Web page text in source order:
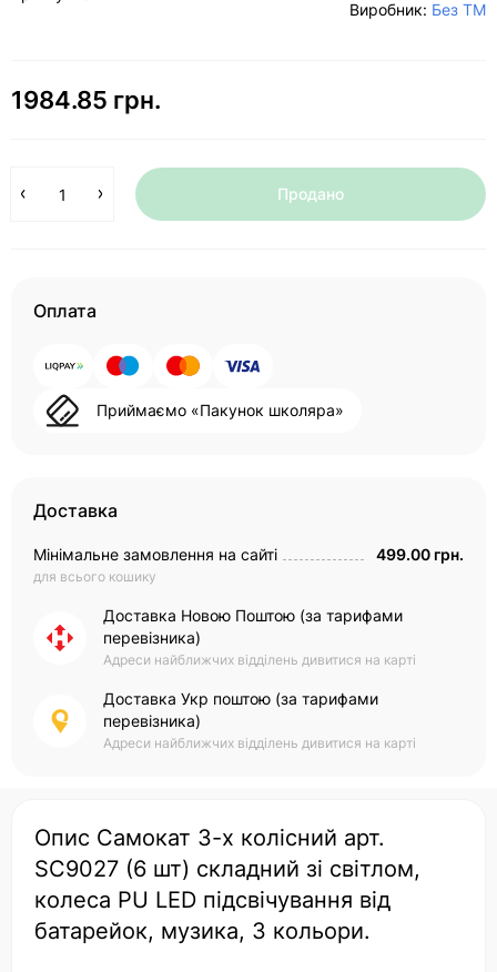
Виробник: Без ТМ
1984.85 грн.
Продано
Оплата
Приймаємо «Пакунок школяра»
Доставка
Мінімальне замовлення на сайті
для всього кошику
499.00 грн.
Доставка Новою Поштою (за тарифами
перевізника)
Адреси найближчих відділень дивитися на карті
Доставка Укр поштою (за тарифами
перевізника)
Адреси найближчих відділень дивитися на карті
Опис Самокат 3-х колісний арт.
SC9027 (6 шт) складний зі світлом,
колеса PU LED підсвічування від
батарейок, музика, 3 кольори.